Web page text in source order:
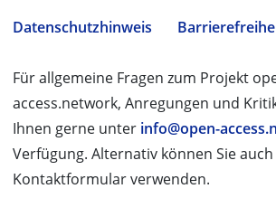
Datenschutzhinweis
Für allgemeine Fragen zum Projekt
access.network, Anregungen und
Ihnen gerne unter info@open-
Verfügung. Alternativ können Sie
Kontaktformular verwenden.